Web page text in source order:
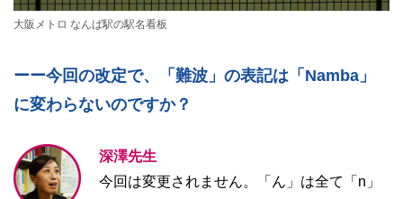
大阪メトロ なんば駅の駅名看板
ーー今回の改定で、「難波」の表記は「Namba」
に変わらないのですか？
深澤先生
今回は変更されません。「ん」は全て「n」